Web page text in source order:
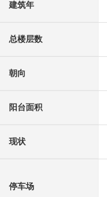
建筑年
总楼层数
朝向
阳台面积
现状
停车场